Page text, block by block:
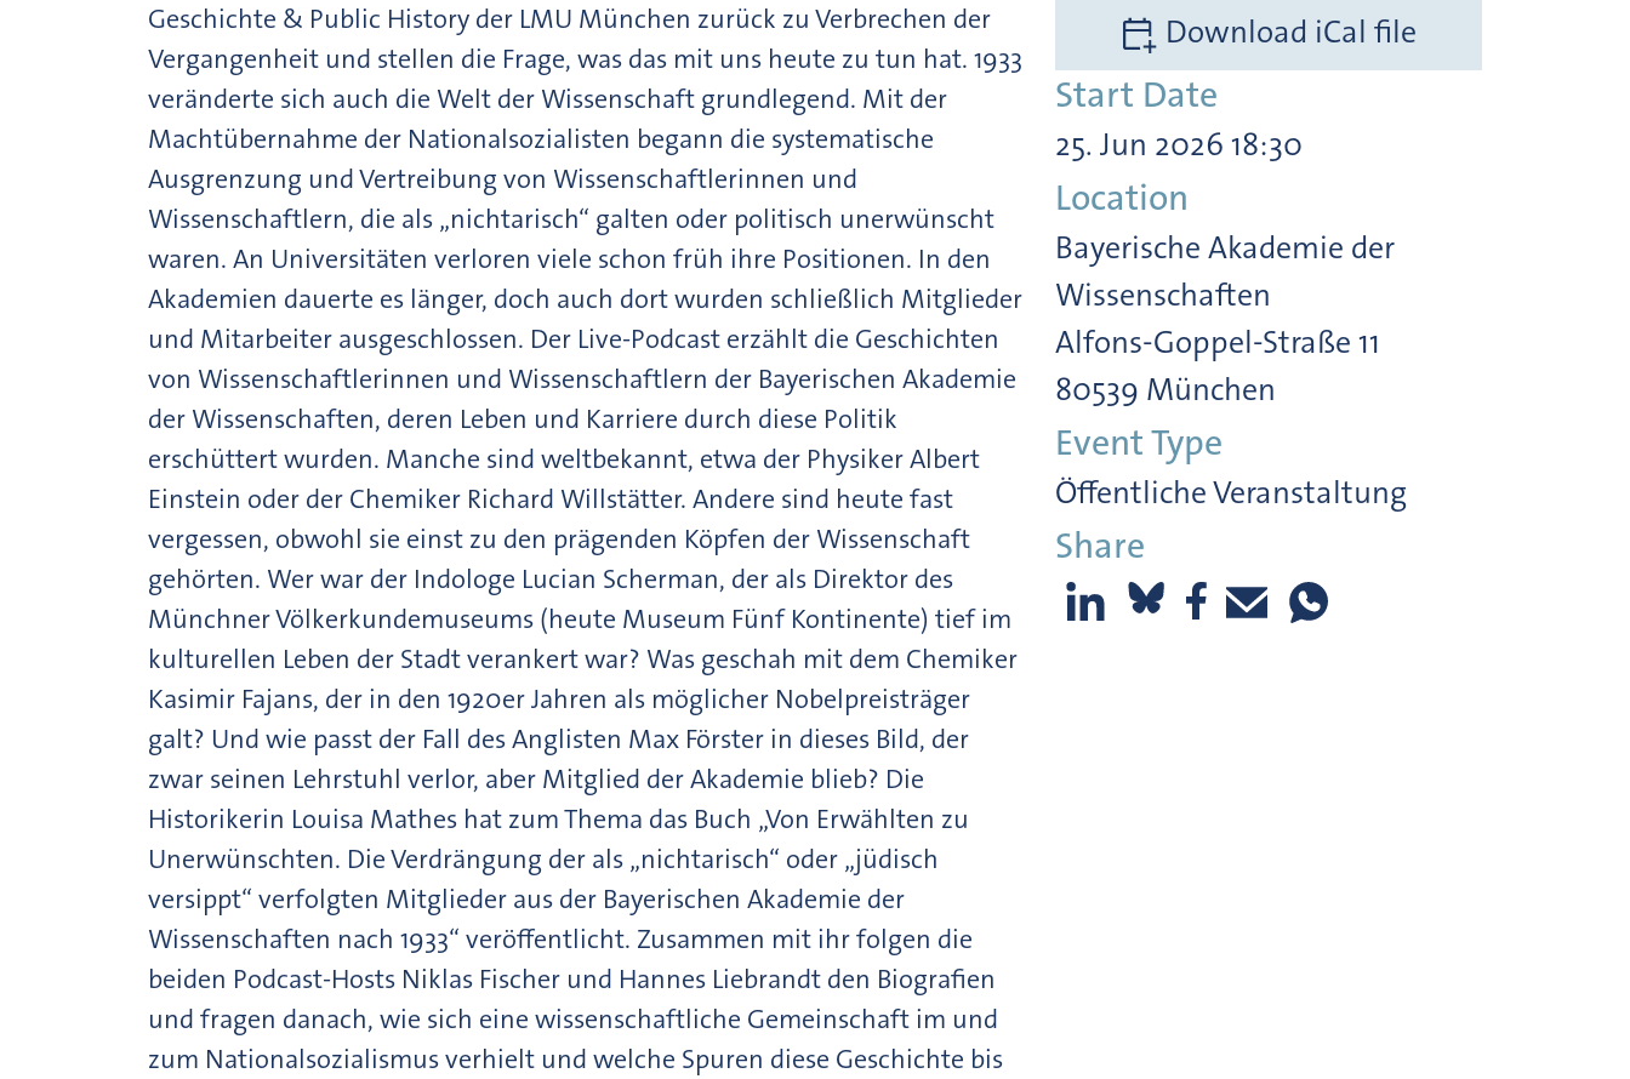
Geschichte & Public History der LMU München zurück zu Verbrechen der
Vergangenheit und stellen die Frage, was das mit uns heute zu tun hat. 1933
veränderte sich auch die Welt der Wissenschaft grundlegend. Mit der
Machtübernahme der Nationalsozialisten begann die systematische
Ausgrenzung und Vertreibung von Wissenschaftlerinnen und
Wissenschaftlern, die als „nichtarisch“ galten oder politisch unerwünscht
waren. An Universitäten verloren viele schon früh ihre Positionen. In den
Akademien dauerte es länger, doch auch dort wurden schließlich Mitglieder
und Mitarbeiter ausgeschlossen. Der Live-Podcast erzählt die Geschichten
von Wissenschaftlerinnen und Wissenschaftlern der Bayerischen Akademie
der Wissenschaften, deren Leben und Karriere durch diese Politik
erschüttert wurden. Manche sind weltbekannt, etwa der Physiker Albert
Einstein oder der Chemiker Richard Willstätter. Andere sind heute fast
vergessen, obwohl sie einst zu den prägenden Köpfen der Wissenschaft
gehörten. Wer war der Indologe Lucian Scherman, der als Direktor des
Münchner Völkerkundemuseums (heute Museum Fünf Kontinente) tief im
kulturellen Leben der Stadt verankert war? Was geschah mit dem Chemiker
Kasimir Fajans, der in den 1920er Jahren als möglicher Nobelpreisträger
galt? Und wie passt der Fall des Anglisten Max Förster in dieses Bild, der
zwar seinen Lehrstuhl verlor, aber Mitglied der Akademie blieb? Die
Historikerin Louisa Mathes hat zum Thema das Buch „Von Erwählten zu
Unerwünschten. Die Verdrängung der als „nichtarisch“ oder „jüdisch
versippt“ verfolgten Mitglieder aus der Bayerischen Akademie der
Wissenschaften nach 1933“ veröffentlicht. Zusammen mit ihr folgen die
beiden Podcast-Hosts Niklas Fischer und Hannes Liebrandt den Biografien
und fragen danach, wie sich eine wissenschaftliche Gemeinschaft im und
zum Nationalsozialismus verhielt und welche Spuren diese Geschichte bis
Download iCal file
Start Date
25. Jun 2026 18:30
Location
Bayerische Akademie der
Wissenschaften
Alfons-Goppel-Straße 11
80539 München
Event Type
Öffentliche Veranstaltung
Share